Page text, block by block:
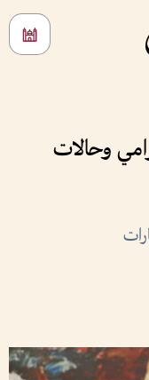
وحالات